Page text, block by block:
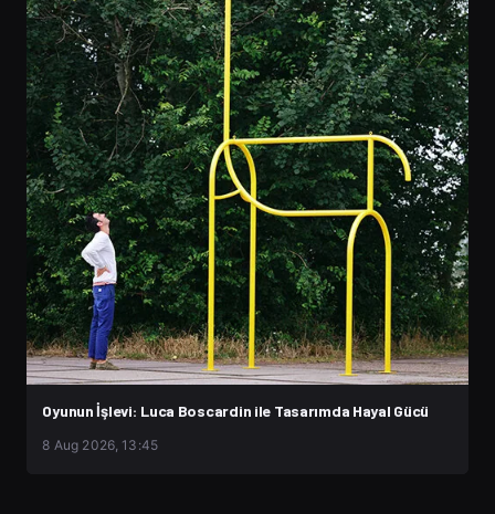
Oyunun İşlevi: Luca Boscardin ile Tasarımda Hayal Gücü
8 Aug 2026, 13:45